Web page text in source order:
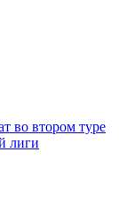
во втором туре
лиги